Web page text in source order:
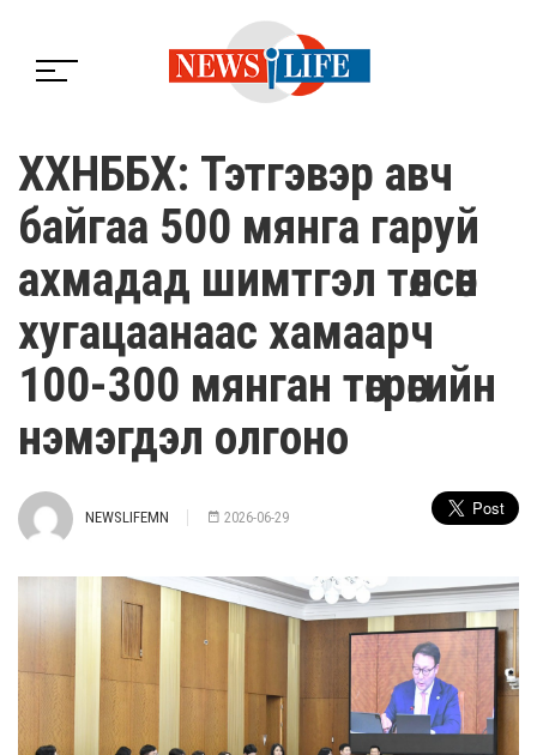
ХХНББХ: Тэтгэвэр авч
байгаа 500 мянга гаруй
ахмадад шимтгэл төлсөн
хугацаанаас хамаарч
100-300 мянган төгрөгийн
нэмэгдэл олгоно
NEWSLIFEMN 2026-06-29